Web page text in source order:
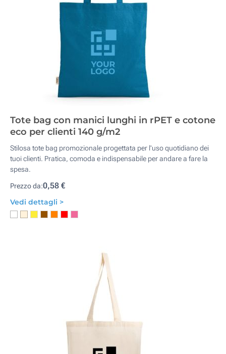
Tote bag con manici lunghi in rPET e cotone
eco per clienti 140 g/m2
Stilosa tote bag promozionale progettata per l'uso quotidiano dei
tuoi clienti. Pratica, comoda e indispensabile per andare a fare la
spesa.
Prezzo da:0,58 €
Vedi dettagli >